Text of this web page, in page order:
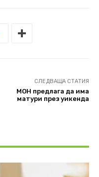
СЛЕДВАЩА СТАТИЯ
МОН предлага да има
матури през уикенда